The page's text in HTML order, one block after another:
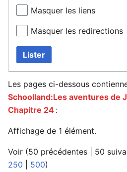
Masquer les liens
Masquer les redirections
Lister
Les pages ci-dessous
Schoolland:Les aventures de
Chapitre 24 :
Affichage de 1 élément.
Voir (50 précédentes 50
250
500)